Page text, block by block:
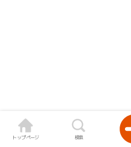
トップページ 検索